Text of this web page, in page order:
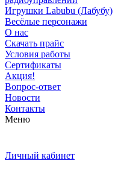
Игрушки Labubu (Лабубу)
Весёлые персонажи
О нас
Скачать прайс
Условия работы
Сертификаты
Акция!
Вопрос-ответ
Новости
Контакты
Меню
Личный кабинет